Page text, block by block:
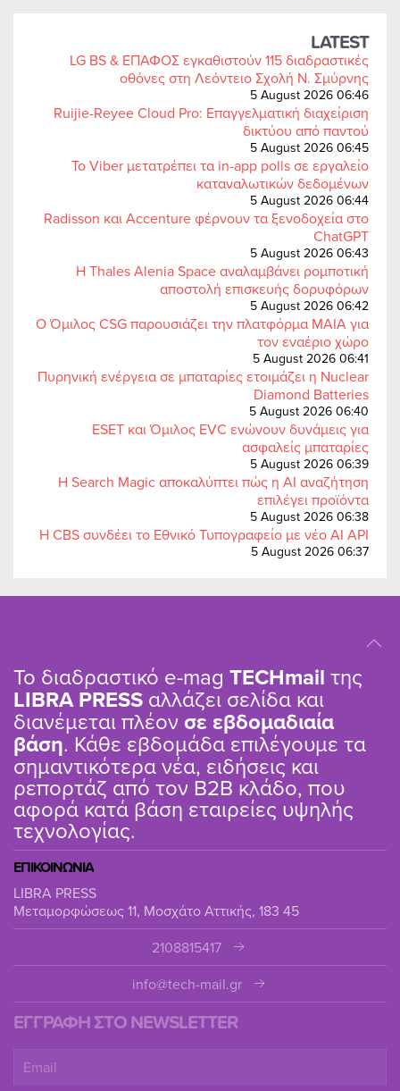
LATEST
LG BS & ΕΠΑΦΟΣ εγκαθιστούν 115 διαδραστικές
οθόνες στη Λεόντειο Σχολή Ν. Σμύρνης
5 August 2026 06:46
Ruijie-Reyee Cloud Pro: Επαγγελματική διαχείριση
δικτύου από παντού
5 August 2026 06:45
Το Viber μετατρέπει τα in-app polls σε εργαλείο
καταναλωτικών δεδομένων
5 August 2026 06:44
Radisson και Accenture φέρνουν τα ξενοδοχεία στο
ChatGPT
5 August 2026 06:43
Η Thales Alenia Space αναλαμβάνει ρομποτική
αποστολή επισκευής δορυφόρων
5 August 2026 06:42
Ο Όμιλος CSG παρουσιάζει την πλατφόρμα MAIA για
τον εναέριο χώρο
5 August 2026 06:41
Πυρηνική ενέργεια σε μπαταρίες ετοιμάζει η Nuclear
Diamond Batteries
5 August 2026 06:40
ESET και Όμιλος EVC ενώνουν δυνάμεις για
ασφαλείς μπαταρίες
5 August 2026 06:39
Η Search Magic αποκαλύπτει πώς η AI αναζήτηση
επιλέγει προϊόντα
5 August 2026 06:38
Η CBS συνδέει το Εθνικό Τυπογραφείο με νέο AI API
5 August 2026 06:37
Το διαδραστικό e-mag TΕCHmail της
LIBRA PRESS αλλάζει σελίδα και
διανέμεται πλέον σε εβδομαδιαία
βάση. Κάθε εβδομάδα επιλέγουμε τα
σημαντικότερα νέα, ειδήσεις και
ρεπορτάζ από τον B2B κλάδο, που
αφορά κατά βάση εταιρείες υψηλής
τεχνολογίας.
ΕΠΙΚΟΙΝΩΝΙΑ
LIBRA PRESS
Μεταμορφώσεως 11, Μοσχάτο Αττικής, 183 45
2108815417
info@tech-mail.gr
ΕΓΓΡΑΦΗ ΣΤΟ NEWSLETTER